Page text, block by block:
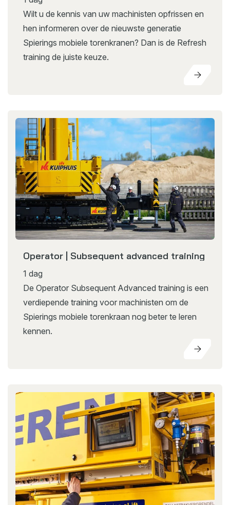
Wilt u de kennis van uw machinisten opfrissen en
hen informeren over de nieuwste generatie
Spierings mobiele torenkranen? Dan is de Refresh
training de juiste keuze.
Operator | Subsequent advanced training
1 dag
De Operator Subsequent Advanced training is een
verdiepende training voor machinisten om de
Spierings mobiele torenkraan nog beter te leren
kennen.